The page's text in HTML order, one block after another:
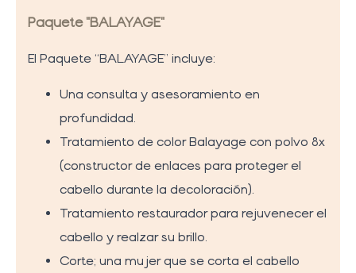
Paquete "BALAYAGE"
El Paquete “BALAYAGE” incluye:
Una consulta y asesoramiento en
profundidad.
Tratamiento de color Balayage con polvo 8x
(constructor de enlaces para proteger el
cabello durante la decoloración).
Tratamiento restaurador para rejuvenecer el
cabello y realzar su brillo.
Corte; una mujer que se corta el cabello